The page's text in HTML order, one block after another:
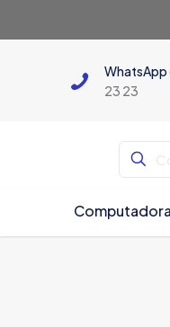
WhatsApp
23 23